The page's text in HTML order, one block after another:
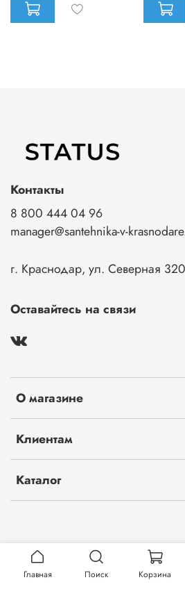
О магазине
Клиентам
Каталог
Контакты
8 800 444 04 96
manager@santehnika-v-
г. Краснодар, ул. Северная
Оставайтесь на связи
Главная Поиск Корзина